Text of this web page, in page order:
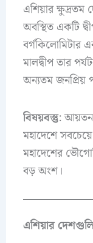
এশিয়ার ক্ষুদ্রতম
অবস্থিত একটি
বর্গকিলোমিটার
মালদ্বীপ তার
অন্যতম জনপ্রিয়
বিষয়বস্তু: আয়তন
মহাদেশে
মহাদেশের
বড় অংশ।
এশিয়ার